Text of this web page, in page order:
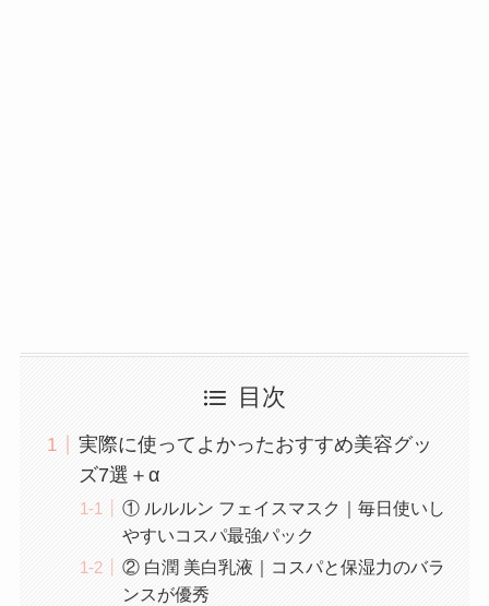
目次
実際に使ってよかったおすすめ美容グッ
ズ7選＋α
① ルルルン フェイスマスク｜毎日使いし
やすいコスパ最強パック
② 白潤 美白乳液｜コスパと保湿力のバラ
ンスが優秀